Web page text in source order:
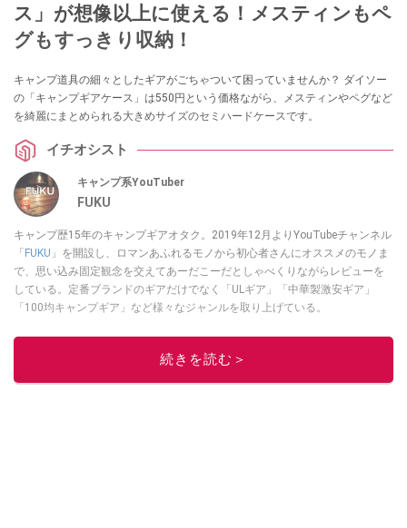
ス」が想像以上に使える！メスティンもペ
グもすっきり収納！
キャンプ道具の細々としたギアがごちゃついて困っていませんか？ ダイソー
の「キャンプギアケース」は550円という価格ながら、メスティンやペグなど
を綺麗にまとめられる大きめサイズのセミハードケースです。
イチオシスト
キャンプ系YouTuber
FUKU
キャンプ歴15年のキャンプギアオタク。2019年12月よりYouTubeチャンネル
「FUKU 」を開設し、ロマンあふれるモノから初心者さんにオススメのモノま
で、思い込み固定観念を交えてあーだこーだとしゃべくりながらレビューを
している。定番ブランドのギアだけでなく「ULギア」「中華製激安ギア」
「100均キャンプギア」など様々なジャンルを取り上げている。
このイチオシストの他の記事を読む
続きを読む＞